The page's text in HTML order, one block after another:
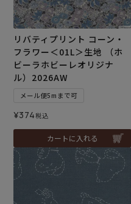
リバティプリント コーン・
フラワー＜01L＞生地 （ホ
ビーラホビーレオリジナ
ル）2026AW
メール便5mまで可
¥374税込
カートに入れる